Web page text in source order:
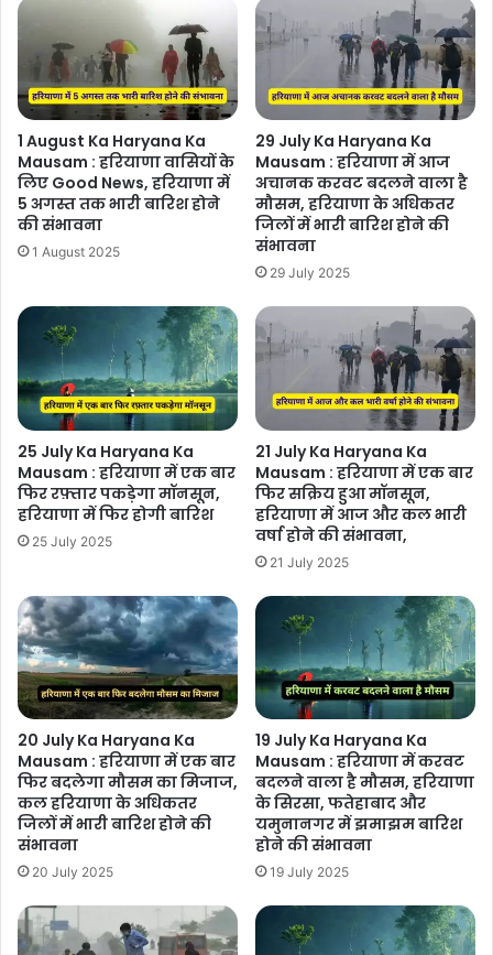
1 August Ka Haryana Ka
Mausam : हरियाणा वासियों के
लिए Good News, हरियाणा में
5 अगस्त तक भारी बारिश होने
की संभावना
1 August 2025
29 July Ka Haryana Ka
Mausam : हरियाणा में आज
अचानक करवट बदलने वाला है
मौसम, हरियाणा के अधिकतर
जिलों में भारी बारिश होने की
संभावना
29 July 2025
25 July Ka Haryana Ka
Mausam : हरियाणा में एक बार
फिर रफ़्तार पकड़ेगा मॉनसून,
हरियाणा में फिर होगी बारिश
25 July 2025
21 July Ka Haryana Ka
Mausam : हरियाणा में एक बार
फिर सक्रिय हुआ मॉनसून,
हरियाणा में आज और कल भारी
वर्षा होने की संभावना,
21 July 2025
20 July Ka Haryana Ka
Mausam : हरियाणा में एक बार
फिर बदलेगा मौसम का मिजाज,
कल हरियाणा के अधिकतर
जिलों में भारी बारिश होने की
संभावना
20 July 2025
19 July Ka Haryana Ka
Mausam : हरियाणा में करवट
बदलने वाला है मौसम, हरियाणा
के सिरसा, फतेहाबाद और
यमुनानगर में झमाझम बारिश
होने की संभावना
19 July 2025